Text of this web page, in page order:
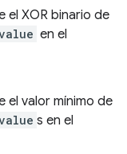
el XOR binario de
en el
el valor mínimo de
s en el